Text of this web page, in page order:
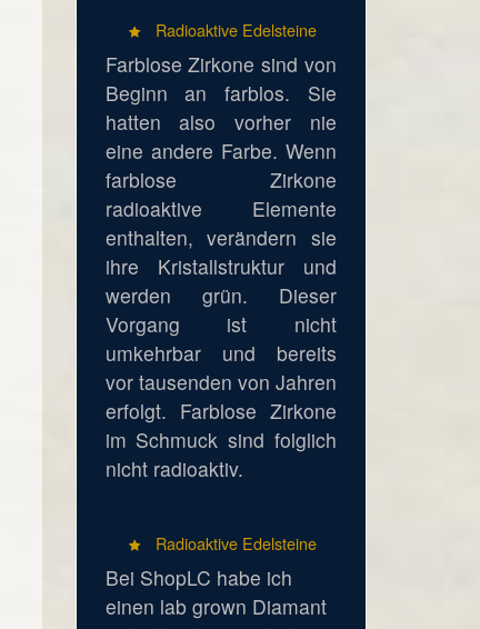
Radioaktive Edelsteine
Farblose Zirkone sind von
Beginn an farblos. Sie
hatten also vorher nie
eine andere Farbe. Wenn
farblose Zirkone
radioaktive Elemente
enthalten, verändern sie
ihre Kristallstruktur und
werden grün. Dieser
Vorgang ist nicht
umkehrbar und bereits
vor tausenden von Jahren
erfolgt. Farblose Zirkone
im Schmuck sind folglich
nicht radioaktiv.
Radioaktive Edelsteine
Bei ShopLC habe ich
einen lab grown Diamant